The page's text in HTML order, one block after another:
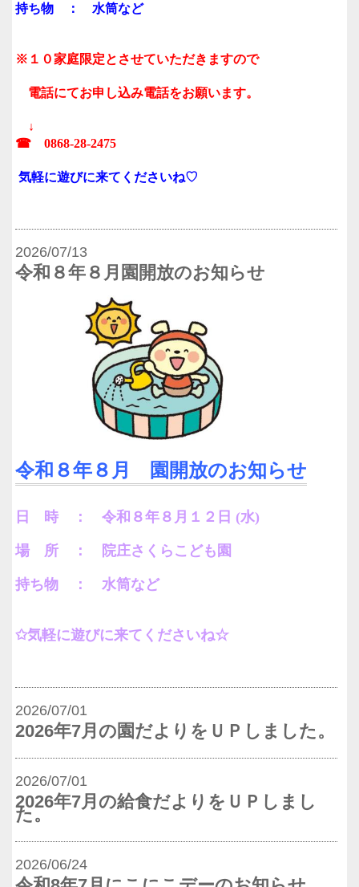
持ち物 ： 水筒など
※１０家庭限定とさせていただきますので
電話にてお申し込み電話をお願います。
↓
☎ 0868-28-2475
気軽に遊びに来てくださいね♡
2026/07/13
令和８年８月園開放のお知らせ
令和８年８月 園開放のお知らせ
日 時 ： 令和８年８月１２日 (水)
場 所 ： 院庄さくらこども園
持ち物 ： 水筒など
✩気軽に遊びに来てくださいね☆
2026/07/01
2026年7月の園だよりをＵＰしました。
2026/07/01
2026年7月の給食だよりをＵＰしまし
た。
2026/06/24